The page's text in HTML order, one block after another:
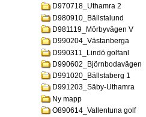
D970718_Uthamra 2
D980910_Bällstalund
D981119_Mörbyvägen V
D990204_Västanberga
D990311_Lindö golfanl
D990602_Björnbodavägen
D991020_Bällstaberg 1
D991203_Säby-Uthamra
Ny mapp
O890614_Vallentuna golf